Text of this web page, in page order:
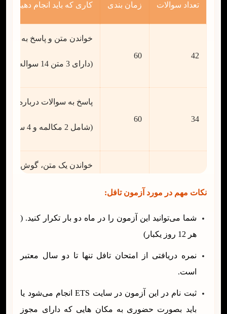
تعداد سوالات زمان بندی کاری که باید انجام دهید
42
60
خواندن متن و پاسخ به
(دارای 3 متن 14 سواله می باشد)
34
60
پاسخ به سوالات درباره
(شامل 2 مکالمه و 4 سخنرانی است)
خواندن یک متن، گوش دادن
نکات مهم در مورد آزمون تافل:
شما می‌توانید این آزمون را در ماه دو بار تکرار کنید. (
هر 12 روز یکبار)
نمره دریافتی از امتحان تافل تنها تا دو سال معتبر
است.
ثبت نام در این آزمون در سایت ETS انجام می‌شود یا
باید بصورت حضوری به مکان هایی که دارای مجوز